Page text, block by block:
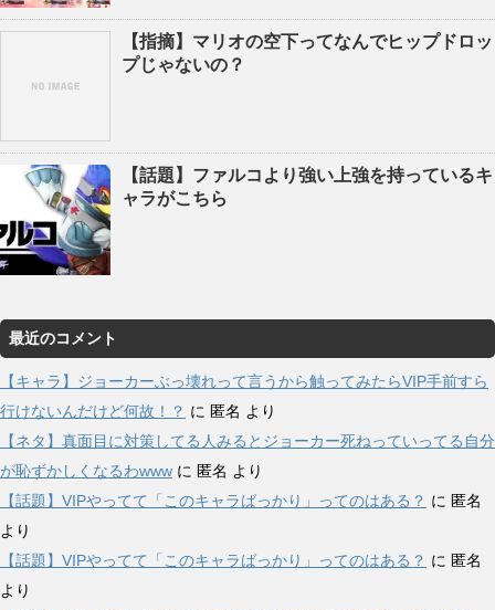
【指摘】マリオの空下ってなんでヒップドロッ
プじゃないの？
【話題】ファルコより強い上強を持っているキ
ャラがこちら
最近のコメント
【キャラ】ジョーカーぶっ壊れって言うから触ってみたらVIP手前すら
行けないんだけど何故！？ に 匿名 より
【ネタ】真面目に対策してる人みるとジョーカー死ねっていってる自分
が恥ずかしくなるわwww に 匿名 より
【話題】VIPやってて「このキャラばっかり」ってのはある？ に 匿名
より
【話題】VIPやってて「このキャラばっかり」ってのはある？ に 匿名
より